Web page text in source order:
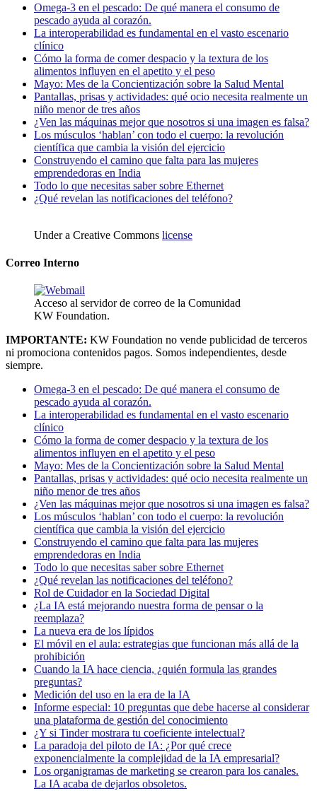
Omega-3 en el pescado: De qué manera el consumo de
pescado ayuda al corazón.
La interoperabilidad es fundamental en el vasto escenario
clínico
Cómo la forma de comer despacio y la textura de los
alimentos influyen en el apetito y el peso
Mayo: Mes de la Concientización sobre la Salud Mental
Pantallas, prisas y actividades: qué ocio necesita realmente un
niño menor de tres años
¿Ven las máquinas mejor que nosotros si una imagen es falsa?
Los músculos ‘hablan’ con todo el cuerpo: la revolución
científica que cambia la visión del ejercicio
Construyendo el camino que falta para las mujeres
emprendedoras en India
Todo lo que necesitas saber sobre Ethernet
¿Qué revelan las notificaciones del teléfono?
Under a Creative Commons license
Correo Interno
Acceso al servidor de correo de la Comunidad
KW Foundation.
IMPORTANTE: KW Foundation no vende publicidad de terceros
ni promociona contenidos pagos. Somos independientes, desde
siempre.
Omega-3 en el pescado: De qué manera el consumo de
pescado ayuda al corazón.
La interoperabilidad es fundamental en el vasto escenario
clínico
Cómo la forma de comer despacio y la textura de los
alimentos influyen en el apetito y el peso
Mayo: Mes de la Concientización sobre la Salud Mental
Pantallas, prisas y actividades: qué ocio necesita realmente un
niño menor de tres años
¿Ven las máquinas mejor que nosotros si una imagen es falsa?
Los músculos ‘hablan’ con todo el cuerpo: la revolución
científica que cambia la visión del ejercicio
Construyendo el camino que falta para las mujeres
emprendedoras en India
Todo lo que necesitas saber sobre Ethernet
¿Qué revelan las notificaciones del teléfono?
Rol de Cuidador en la Sociedad Digital
¿La IA está mejorando nuestra forma de pensar o la
reemplaza?
La nueva era de los lípidos
El móvil en el aula: estrategias que funcionan más allá de la
prohibición
Cuando la IA hace ciencia, ¿quién formula las grandes
preguntas?
Medición del uso en la era de la IA
Informe especial: 10 preguntas que debe hacerse al considerar
una plataforma de gestión del conocimiento
¿Y si Tinder mostrara tu coeficiente intelectual?
La paradoja del piloto de IA: ¿Por qué crece
exponencialmente la complejidad de la IA empresarial?
Los organigramas de marketing se crearon para los canales.
La IA acaba de dejarlos obsoletos.